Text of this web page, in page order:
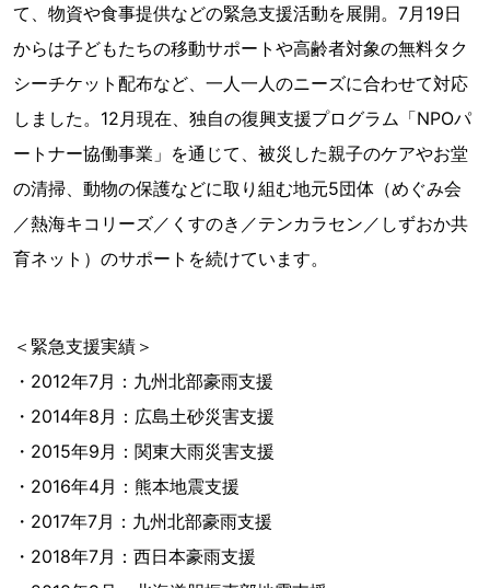
て、物資や食事提供などの緊急支援活動を展開。7月19日
からは子どもたちの移動サポートや高齢者対象の無料タク
シーチケット配布など、一人一人のニーズに合わせて対応
しました。12月現在、独自の復興支援プログラム「NPOパ
ートナー協働事業」を通じて、被災した親子のケアやお堂
の清掃、動物の保護などに取り組む地元5団体（めぐみ会
／熱海キコリーズ／くすのき／テンカラセン／しずおか共
育ネット）のサポートを続けています。
＜緊急支援実績＞
・2012年7月：九州北部豪雨支援
・2014年8月：広島土砂災害支援
・2015年9月：関東大雨災害支援
・2016年4月：熊本地震支援
・2017年7月：九州北部豪雨支援
・2018年7月：西日本豪雨支援